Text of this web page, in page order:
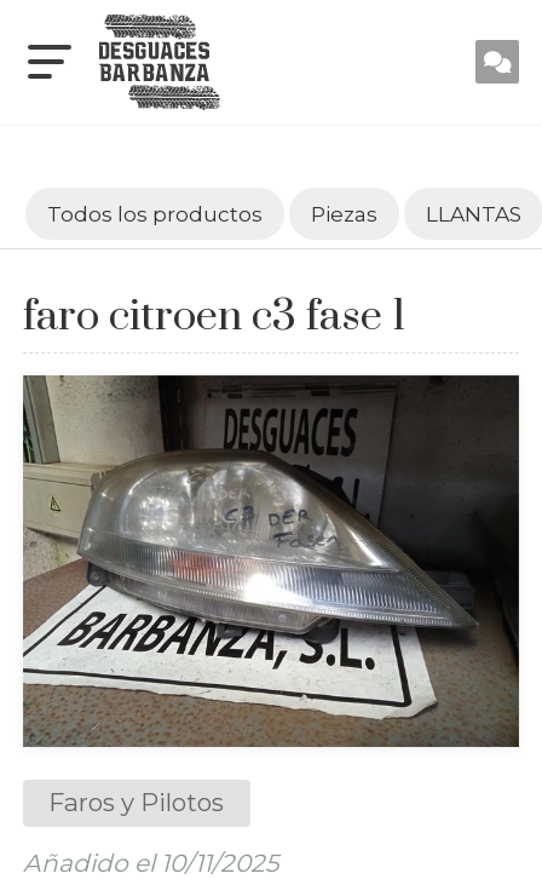
Todos los productos Piezas LLANTAS
faro citroen c3 fase 1
Faros y Pilotos
Añadido el 10/11/2025